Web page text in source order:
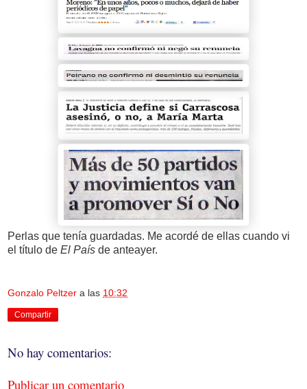
Perlas que tenía guardadas. Me acordé de ellas cuando vi
el título de El País de anteayer.
Gonzalo Peltzer a las 10:32
Compartir
No hay comentarios:
Publicar un comentario